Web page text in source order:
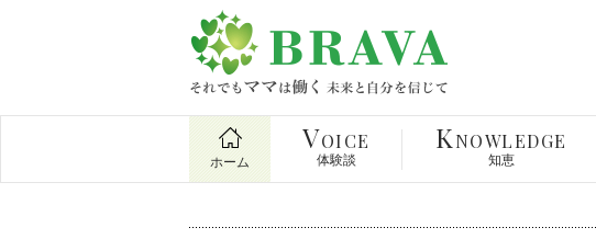
ホーム
VOICE
体験談
KNOWLEDGE
知恵